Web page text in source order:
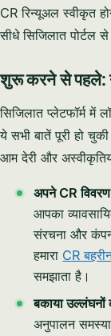
CR रिन्यूअल स्वीकृत
सीधे सिजिलात पोर्टल
शुरू करने से पहले:
सिजिलात प्लेटफॉर्म में
ये सभी बातें पूरी हो
आम देरी और
अपने CR
आपका
संरचना और
हमारा CR
समझाता है।
बकाया
अनुपालन